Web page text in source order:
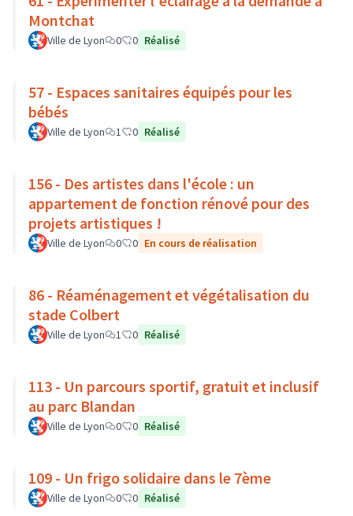
Montchat
Ville de Lyon 0 0 Réalisé
57 - Espaces sanitaires équipés pour les
bébés
Ville de Lyon 1 0 Réalisé
156 - Des artistes dans l'école : un
appartement de fonction rénové pour des
projets artistiques !
Ville de Lyon 0 0 En cours de réalisation
86 - Réaménagement et végétalisation du
stade Colbert
Ville de Lyon 1 0 Réalisé
113 - Un parcours sportif, gratuit et inclusif
au parc Blandan
Ville de Lyon 0 0 Réalisé
109 - Un frigo solidaire dans le 7ème
Ville de Lyon 0 0 Réalisé